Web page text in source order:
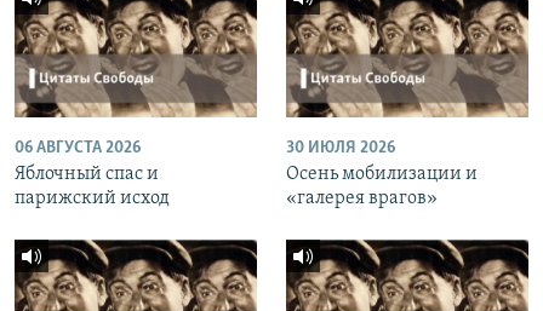
06 АВГУСТА 2026
Яблочный спас и
парижский исход
30 ИЮЛЯ 2026
Осень мобилизации и
«галерея врагов»